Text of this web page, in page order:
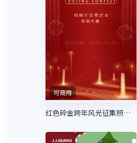
可商用
红色碎金跨年风光征集照片投票模板